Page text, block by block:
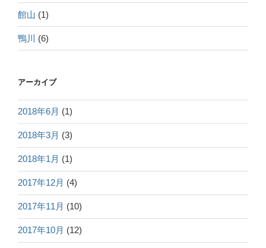
館山 (1)
鴨川 (6)
アーカイブ
2018年6月 (1)
2018年3月 (3)
2018年1月 (1)
2017年12月 (4)
2017年11月 (10)
2017年10月 (12)